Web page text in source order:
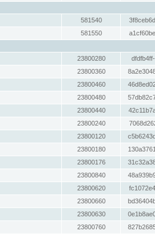
581540
581550
23800280
23800360
23800460
23800480
23800440
23800240
23800120
23800180
23800176
23800840
23800620
23800660
23800630
23800760